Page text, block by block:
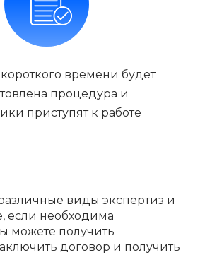
времени будет
процедура и
приступят к работе
виды экспертиз и
если необходима
можете получить
договор и получить